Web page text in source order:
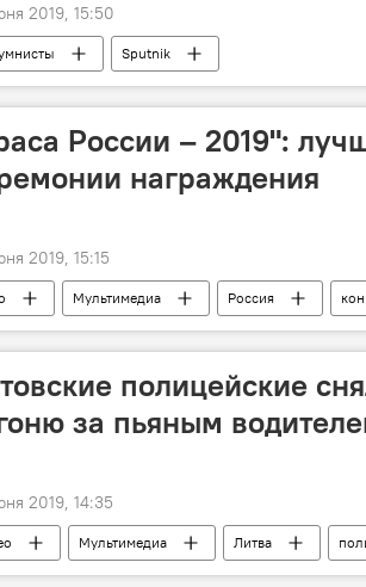
2019, 15:50
Sputnik
России – 2019":
награждения
2019, 15:15
Мультимедиа Россия
полицейские
за пьяным
2019, 14:35
Мультимедиа Литва